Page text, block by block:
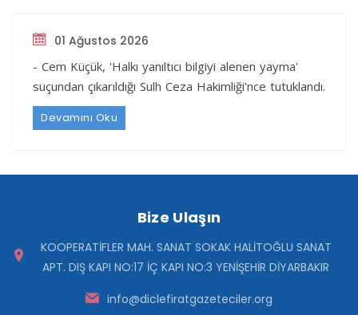
01 Ağustos 2026
- Cem Küçük, 'Halkı yanıltıcı bilgiyi alenen yayma'
suçundan çıkarıldığı Sulh Ceza Hakimliği'nce tutuklandı.
Devamını Oku
Bize Ulaşın
KOOPERATİFLER MAH. SANAT SOKAK HALİTOĞLU SANAT
APT. DIŞ KAPI NO:17 İÇ KAPI NO:3 YENİŞEHİR DİYARBAKIR
info@diclefiratgazeteciler.org